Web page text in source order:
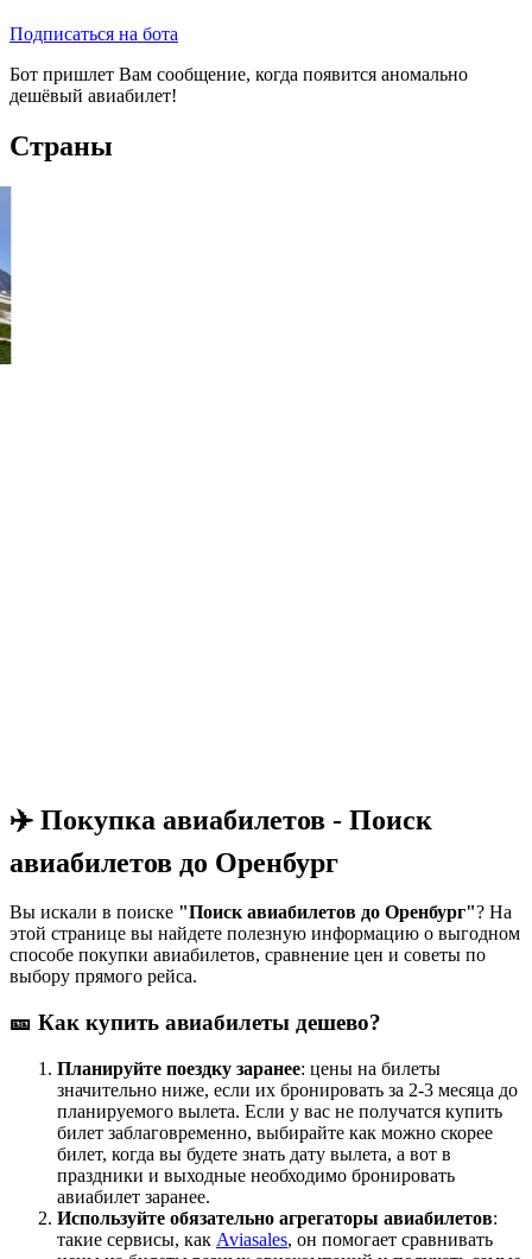
Подписаться на бота
Бот пришлет Вам сообщение, когда появится аномально
дешёвый авиабилет!
Страны
✈️ Покупка авиабилетов - Поиск
авиабилетов до Оренбург
Вы искали в поиске "Поиск авиабилетов до Оренбург"? На
этой странице вы найдете полезную информацию о выгодном
способе покупки авиабилетов, сравнение цен и советы по
выбору прямого рейса.
🎫 Как купить авиабилеты дешево?
Планируйте поездку заранее: цены на билеты
значительно ниже, если их бронировать за 2-3 месяца до
планируемого вылета. Если у вас не получатся купить
билет заблаговременно, выбирайте как можно скорее
билет, когда вы будете знать дату вылета, а вот в
праздники и выходные необходимо бронировать
авиабилет заранее.
Используйте обязательно агрегаторы авиабилетов:
такие сервисы, как Aviasales, он помогает сравнивать